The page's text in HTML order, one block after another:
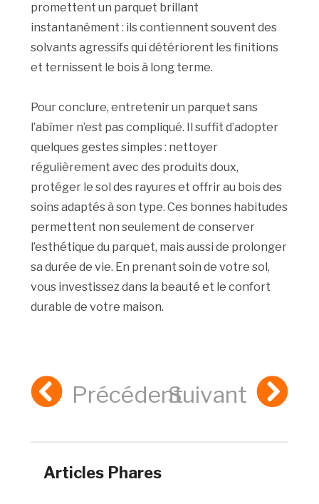
promettent un parquet brillant
instantanément : ils contiennent souvent des
solvants agressifs qui détériorent les finitions
et ternissent le bois à long terme.
Pour conclure, entretenir un parquet sans
l’abîmer n’est pas compliqué. Il suffit d’adopter
quelques gestes simples : nettoyer
régulièrement avec des produits doux,
protéger le sol des rayures et offrir au bois des
soins adaptés à son type. Ces bonnes habitudes
permettent non seulement de conserver
l’esthétique du parquet, mais aussi de prolonger
sa durée de vie. En prenant soin de votre sol,
vous investissez dans la beauté et le confort
durable de votre maison.
PrécédentSuivant
Articles Phares